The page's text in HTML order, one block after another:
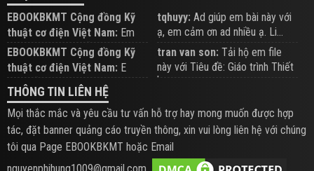
EBOOKBKMT Cộng đồng Kỹ
thuật cơ điện Việt Nam: Em
đăng trên Group hỗ trợ nhé
tqhuyy: Ad giúp em bài này với
ạ, em cảm ơn ad nhiều ạ. Li...
EBOOKBKMT Cộng đồng Kỹ
thuật cơ điện Việt Nam: E
xem hỗ trợ trên Group
tran van son: Tải hộ em file
này với Tiêu đề: Giáo trình Thiết
b...
THÔNG TIN LIÊN HỆ
Mọi thắc mắc và yêu cầu tư vấn hỗ trợ hay mong muốn được hợp
tác, đặt banner quảng cáo truyền thông, xin vui lòng liên hệ với chúng
tôi qua Page EBOOKBKMT hoặc Email